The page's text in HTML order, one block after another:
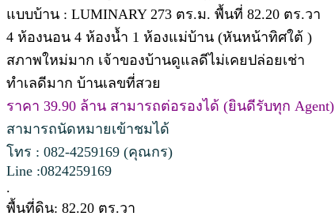
แบบบ้าน : LUMINARY 273 ตร.ม. พื้นที่ 82.20 ตร.วา
4 ห้องนอน 4 ห้องน้ำ 1 ห้องแม่บ้าน (หันหน้าทิศใต้ )
สภาพใหม่มาก เจ้าของบ้านดูแลดีไม่เคยปล่อยเช่า
ทำเลดีมาก บ้านเลขที่สวย
ราคา 39.90 ล้าน สามารถต่อรองได้ (ยินดีรับทุก Agent)
สามารถนัดหมายเข้าชมได้
โทร : 082-4259169 (คุณกร)
Line :0824259169
.
พื้นที่ดิน: 82.20 ตร.วา